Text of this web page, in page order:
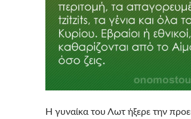
Η γυναίκα του Λωτ ήξερε την